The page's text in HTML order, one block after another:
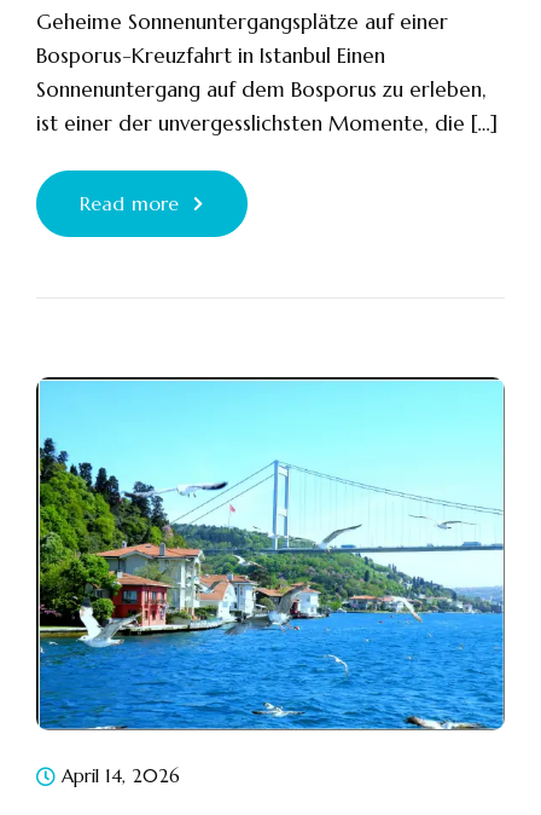
Geheime Sonnenuntergangsplätze auf einer
Bosporus-Kreuzfahrt in Istanbul Einen
Sonnenuntergang auf dem Bosporus zu erleben,
ist einer der unvergesslichsten Momente, die […]
Read more
April 14, 2026